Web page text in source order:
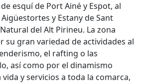
esquí de Port Ainé y Espot, al
y Estany de Sant
del Alt Pirineu. La zona
su gran variedad de actividades al
el rafting o las
así como por el dinamismo
y servicios a toda la comarca,